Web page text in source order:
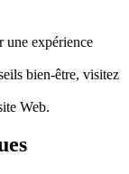
une expérience
bien-être, visitez
Web.